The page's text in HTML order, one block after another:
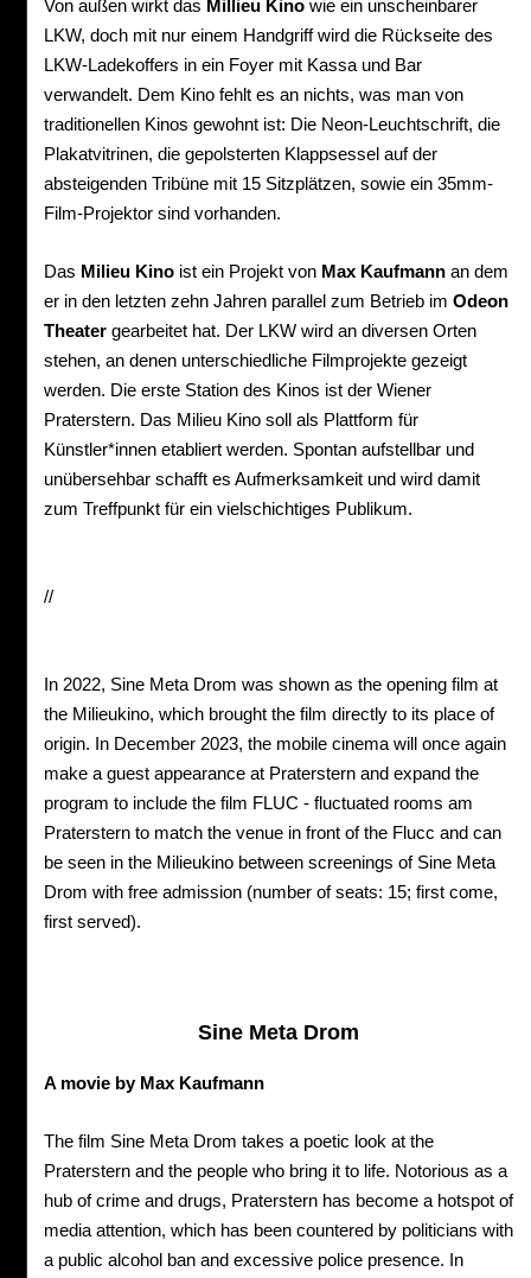
Von außen wirkt das Millieu Kino wie ein unscheinbarer
LKW, doch mit nur einem Handgriff wird die Rückseite des
LKW-Ladekoffers in ein Foyer mit Kassa und Bar
verwandelt. Dem Kino fehlt es an nichts, was man von
traditionellen Kinos gewohnt ist: Die Neon-Leuchtschrift, die
Plakatvitrinen, die gepolsterten Klappsessel auf der
absteigenden Tribüne mit 15 Sitzplätzen, sowie ein 35mm-
Film-Projektor sind vorhanden.
Das Milieu Kino ist ein Projekt von Max Kaufmann an dem
er in den letzten zehn Jahren parallel zum Betrieb im Odeon
Theater gearbeitet hat. Der LKW wird an diversen Orten
stehen, an denen unterschiedliche Filmprojekte gezeigt
werden. Die erste Station des Kinos ist der Wiener
Praterstern. Das Milieu Kino soll als Plattform für
Künstler*innen etabliert werden. Spontan aufstellbar und
unübersehbar schafft es Aufmerksamkeit und wird damit
zum Treffpunkt für ein vielschichtiges Publikum.
//
In 2022, Sine Meta Drom was shown as the opening film at
the Milieukino, which brought the film directly to its place of
origin. In December 2023, the mobile cinema will once again
make a guest appearance at Praterstern and expand the
program to include the film FLUC - fluctuated rooms am
Praterstern to match the venue in front of the Flucc and can
be seen in the Milieukino between screenings of Sine Meta
Drom with free admission (number of seats: 15; first come,
first served).
Sine Meta Drom
A movie by Max Kaufmann
The film Sine Meta Drom takes a poetic look at the
Praterstern and the people who bring it to life. Notorious as a
hub of crime and drugs, Praterstern has become a hotspot of
media attention, which has been countered by politicians with
a public alcohol ban and excessive police presence. In